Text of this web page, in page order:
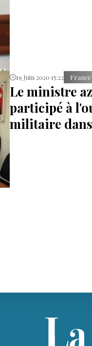
19 Juin 2020 15:22 France
Le ministre
participé à
militaire